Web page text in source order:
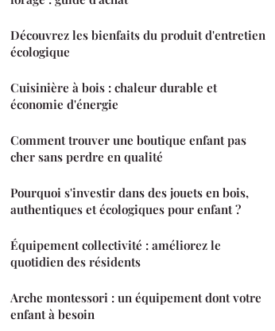
Découvrez les bienfaits du produit d'entretien
écologique
Cuisinière à bois : chaleur durable et
économie d'énergie
Comment trouver une boutique enfant pas
cher sans perdre en qualité
Pourquoi s'investir dans des jouets en bois,
authentiques et écologiques pour enfant ?
Équipement collectivité : améliorez le
quotidien des résidents
Arche montessori : un équipement dont votre
enfant à besoin